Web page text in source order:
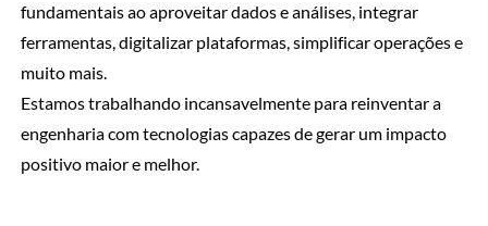
fundamentais ao aproveitar dados e análises, integrar
ferramentas, digitalizar plataformas, simplificar operações e
muito mais.
Estamos trabalhando incansavelmente para reinventar a
engenharia com tecnologias capazes de gerar um impacto
positivo maior e melhor.